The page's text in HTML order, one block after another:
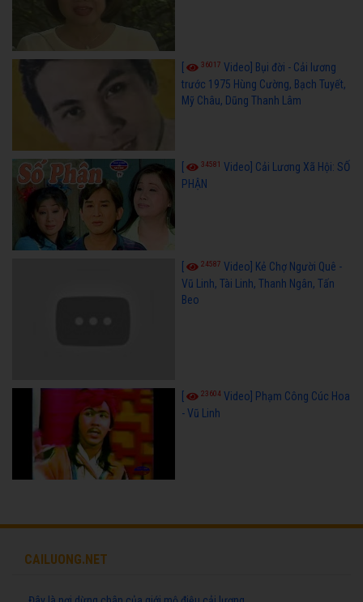
36017 Video] Bụi đời - Cải lương
trước 1975 Hùng Cường, Bạch Tuyết,
Mỹ Châu, Dũng Thanh Lâm
34581 Video] Cải Lương Xã Hội: SỐ
PHẬN
24587 Video] Kẻ Chợ Người Quê -
Vũ Linh, Tài Linh, Thanh Ngân, Tấn
Beo
23604 Video] Phạm Công Cúc Hoa
- Vũ Linh
CAILUONG.NET